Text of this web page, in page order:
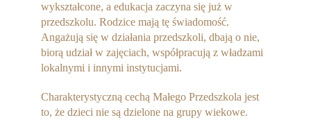
wykształcone, a edukacja zaczyna się już w
przedszkolu. Rodzice mają tę świadomość.
Angażują się w działania przedszkoli, dbają o nie,
biorą udział w zajęciach, współpracują z władzami
lokalnymi i innymi instytucjami.
Charakterystyczną cechą Małego Przedszkola jest
to, że dzieci nie są dzielone na grupy wiekowe.